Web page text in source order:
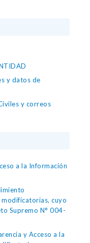
y datos de
y correos
a la Información
cuyo
Supremo N° 004-
y Acceso a la